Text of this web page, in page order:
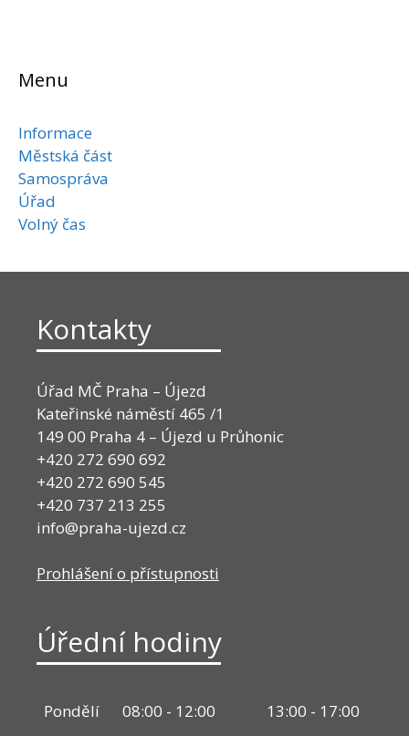
Menu
Informace
Městská část
Samospráva
Úřad
Volný čas
Kontakty
Úřad MČ Praha – Újezd
Kateřinské náměstí 465 /1
149 00 Praha 4 – Újezd u Průhonic
+420 272 690 692
+420 272 690 545
+420 737 213 255
info@praha-ujezd.cz
Prohlášení o přístupnosti
Úřední hodiny
Pondělí 08:00 - 12:00
13:00 - 17:00